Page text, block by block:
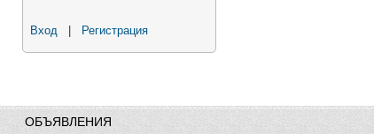
Вход Регистрация
ОБЪЯВЛЕНИЯ